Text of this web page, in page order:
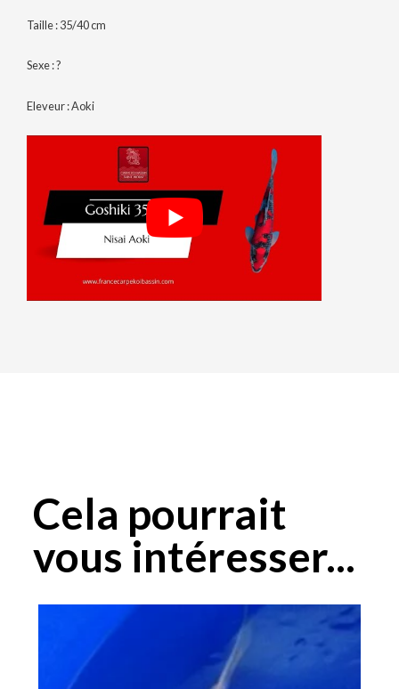
Taille : 35/40 cm
Sexe : ?
Eleveur : Aoki
Cela pourrait
vous intéresser...